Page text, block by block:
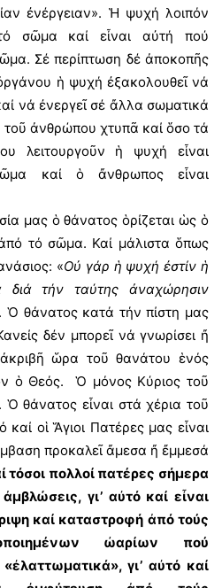
ἐνέργειαν». Ἡ ψυχή λοιπόν
σῶμα καί εἶναι αὐτή πού
Σέ περίπτωση δέ ἀποκοπῆς
ἡ ψυχή ἐξακολουθεῖ νά
νά ἐνεργεῖ σέ ἄλλα σωματικά
ἀνθρώπου χτυπᾶ καί ὅσο τά
λειτουργοῦν ἡ ψυχή εἶναι
καί ὁ ἄνθρωπος εἶναι
μας ὁ θάνατος ὁρίζεται ὡς ὁ
τό σῶμα. Καί μάλιστα ὅπως
«Οὐ γάρ ἡ ψυχή ἐστίν ἡ
διά τήν ταύτης ἀναχώρησιν
Ὁ θάνατος κατά τήν πίστη μας
δέν μπορεῖ νά γνωρίσει ἤ
ἀκριβῆ ὥρα τοῦ θανάτου ἑνός
ὁ Θεός. Ὁ μόνος Κύριος τοῦ
θάνατος εἶναι στά χέρια τοῦ
οἱ Ἅγιοι Πατέρες μας εἶναι
προκαλεῖ ἄμεσα ἤ ἔμμεσά
τόσοι πολλοί πατέρες σήμερα
ἀμβλώσεις, γι’ αὐτό καί εἶναι
καί καταστροφή ἀπό τούς
ὠαρίων πού
γι’ αὐτό καί